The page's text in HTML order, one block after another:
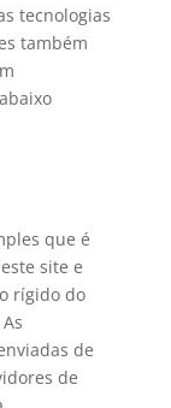
tecnologias
também
que é
site e
rígido do
de
de